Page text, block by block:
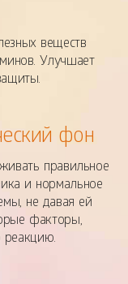
веществ
Улучшает
фон
правильное
и нормальное
не давая ей
факторы,